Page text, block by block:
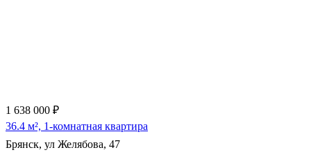
1 638 000 ₽
36.4 м², 1-комнатная квартира
Брянск, ул Желябова, 47